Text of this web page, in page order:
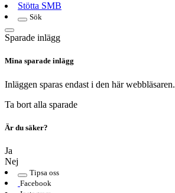
Stötta SMB
Sök
Sparade inlägg
Mina sparade inlägg
Inläggen sparas endast i den här webbläsaren.
Ta bort alla sparade
Är du säker?
Ja
Nej
Tipsa oss
Facebook